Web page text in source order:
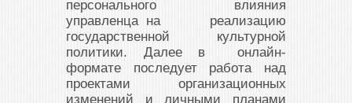
персонального влияния
управленца на реализацию
государственной культурной
политики. Далее в онлайн-
формате последует работа над
проектами организационных
изменений и личными планами